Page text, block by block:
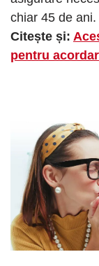
chiar 45 de ani.
Citește și:
pentru